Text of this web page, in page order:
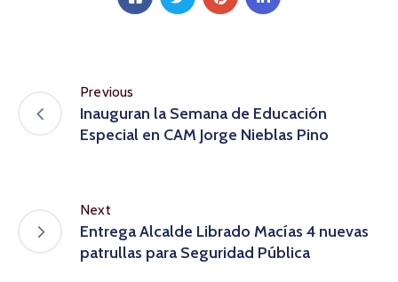
Previous
Inauguran la Semana de Educación
Especial en CAM Jorge Nieblas Pino
Next
Entrega Alcalde Librado Macías 4 nuevas
patrullas para Seguridad Pública